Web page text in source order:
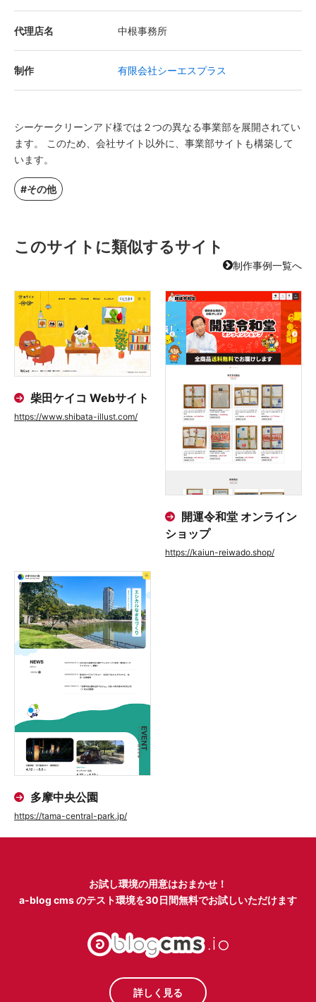
代理店名 中根事務所
制作 有限会社シーエスプラス
シーケークリーンアド様では２つの異なる事業部を展開されてい
ます。 このため、会社サイト以外に、事業部サイトも構築して
います。
#その他
このサイトに類似するサイト
制作事例一覧へ
柴田ケイコ Webサイト
https://www.shibata-illust.com/
開運令和堂 オンライン
ショップ
https://kaiun-reiwado.shop/
多摩中央公園
https://tama-central-park.jp/
お試し環境の用意はおまかせ！
a-blog cms のテスト環境を30日間無料でお試しいただけます
詳しく見る